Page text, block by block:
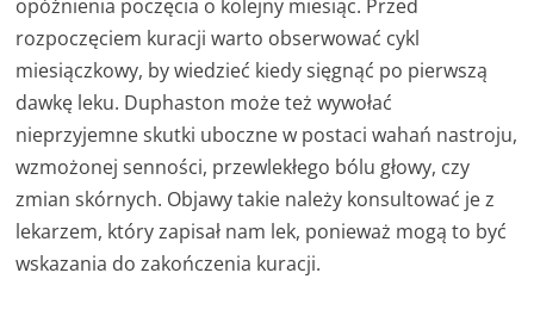
opóźnienia poczęcia o kolejny miesiąc. Przed
rozpoczęciem kuracji warto obserwować cykl
miesiączkowy, by wiedzieć kiedy sięgnąć po pierwszą
dawkę leku. Duphaston może też wywołać
nieprzyjemne skutki uboczne w postaci wahań nastroju,
wzmożonej senności, przewlekłego bólu głowy, czy
zmian skórnych. Objawy takie należy konsultować je z
lekarzem, który zapisał nam lek, ponieważ mogą to być
wskazania do zakończenia kuracji.